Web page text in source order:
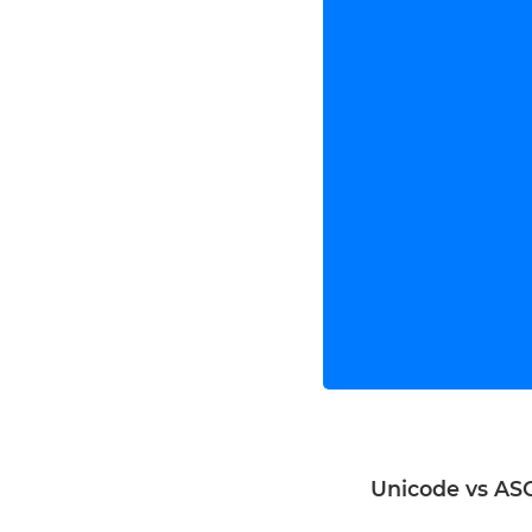
Unicode vs